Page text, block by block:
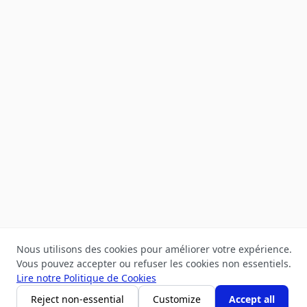
Acheter Maintenant Ajouter au Panier
Nous utilisons des cookies pour améliorer votre expérience.
Vous pouvez accepter ou refuser les cookies non essentiels.
Lire notre Politique de Cookies
Reject non-essential
Customize Accept all